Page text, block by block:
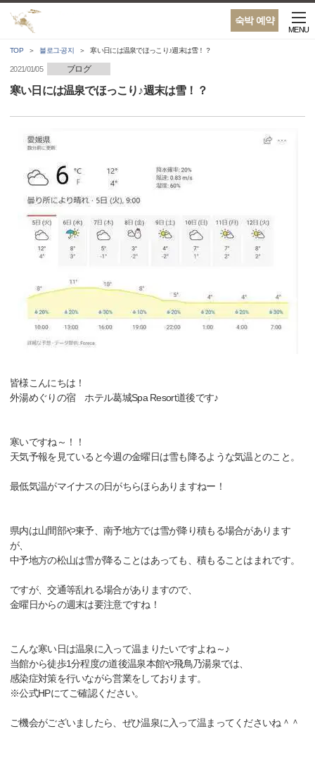
숙박 예약
MENU
TOP 블로그·공지 寒い日には温泉でほっこり♪週末は雪！？
2021/01/05 ブログ
寒い日には温泉でほっこり♪週末は雪！？
皆様こんにちは！
外湯めぐりの宿 ホテル葛城Spa Resort道後です♪
寒いですね～！！
天気予報を見ていると今週の金曜日は雪も降るような気温とのこと。
最低気温がマイナスの日がちらほらありますねー！
県内は山間部や東予、南予地方では雪が降り積もる場合があります
が、
中予地方の松山は雪が降ることはあっても、積もることはまれです。
ですが、交通等乱れる場合がありますので、
金曜日からの週末は要注意ですね！
こんな寒い日は温泉に入って温まりたいですよね～♪
当館から徒歩1分程度の道後温泉本館や飛鳥乃湯泉では、
感染症対策を行いながら営業をしております。
※公式HPにてご確認ください。
ご機会がございましたら、ぜひ温泉に入って温まってくださいね＾＾